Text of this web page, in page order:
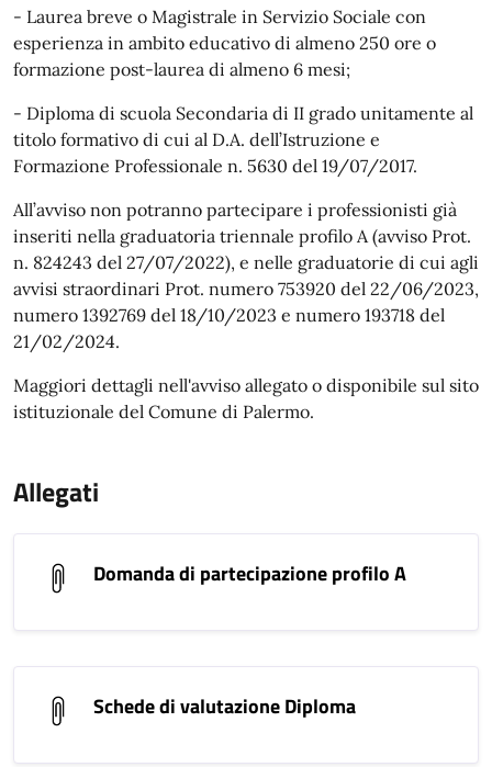
- Laurea breve o Magistrale in Servizio Sociale con
esperienza in ambito educativo di almeno 250 ore o
formazione post-laurea di almeno 6 mesi;
- Diploma di scuola Secondaria di II grado unitamente al
titolo formativo di cui al D.A. dell’Istruzione e
Formazione Professionale n. 5630 del 19/07/2017.
All’avviso non potranno partecipare i professionisti già
inseriti nella graduatoria triennale profilo A (avviso Prot.
n. 824243 del 27/07/2022), e nelle graduatorie di cui agli
avvisi straordinari Prot. numero 753920 del 22/06/2023,
numero 1392769 del 18/10/2023 e numero 193718 del
21/02/2024.
Maggiori dettagli nell'avviso allegato o disponibile sul sito
istituzionale del Comune di Palermo.
Allegati
Domanda di partecipazione profilo A
Schede di valutazione Diploma